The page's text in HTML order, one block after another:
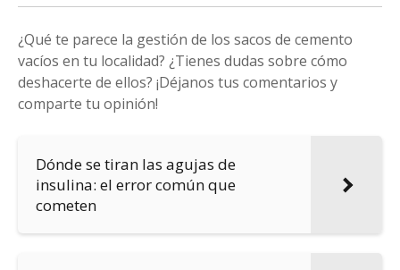
¿Qué te parece la gestión de los sacos de cemento
vacíos en tu localidad? ¿Tienes dudas sobre cómo
deshacerte de ellos? ¡Déjanos tus comentarios y
comparte tu opinión!
Dónde se tiran las agujas de
insulina: el error común que
cometen